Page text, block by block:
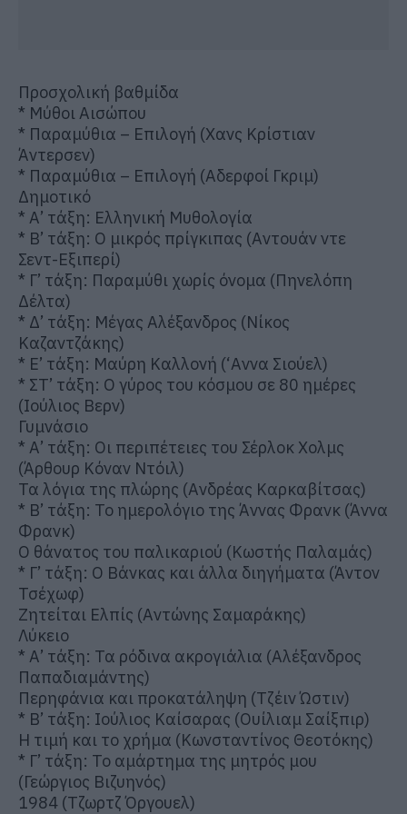
Προσχολική βαθμίδα
* Μύθοι Αισώπου
* Παραμύθια – Επιλογή (Χανς Κρίστιαν
Άντερσεν)
* Παραμύθια – Επιλογή (Αδερφοί Γκριμ)
Δημοτικό
* Α’ τάξη: Ελληνική Μυθολογία
* Β’ τάξη: Ο μικρός πρίγκιπας (Αντουάν ντε
Σεντ-Εξιπερί)
* Γ’ τάξη: Παραμύθι χωρίς όνομα (Πηνελόπη
Δέλτα)
* Δ’ τάξη: Μέγας Αλέξανδρος (Νίκος
Καζαντζάκης)
* Ε’ τάξη: Μαύρη Καλλονή (‘Αννα Σιούελ)
* ΣΤ’ τάξη: Ο γύρος του κόσμου σε 80 ημέρες
(Ιούλιος Βερν)
Γυμνάσιο
* Α’ τάξη: Οι περιπέτειες του Σέρλοκ Χολμς
(Άρθουρ Κόναν Ντόιλ)
Τα λόγια της πλώρης (Ανδρέας Καρκαβίτσας)
* Β’ τάξη: Το ημερολόγιο της Άννας Φρανκ (Άννα
Φρανκ)
Ο θάνατος του παλικαριού (Κωστής Παλαμάς)
* Γ’ τάξη: Ο Βάνκας και άλλα διηγήματα (Άντον
Τσέχωφ)
Ζητείται Ελπίς (Αντώνης Σαμαράκης)
Λύκειο
* Α’ τάξη: Τα ρόδινα ακρογιάλια (Αλέξανδρος
Παπαδιαμάντης)
Περηφάνια και προκατάληψη (Τζέιν Ώστιν)
* Β’ τάξη: Ιούλιος Καίσαρας (Ουίλιαμ Σαίξπιρ)
Η τιμή και το χρήμα (Κωνσταντίνος Θεοτόκης)
* Γ’ τάξη: Το αμάρτημα της μητρός μου
(Γεώργιος Βιζυηνός)
1984 (Τζωρτζ Όργουελ)